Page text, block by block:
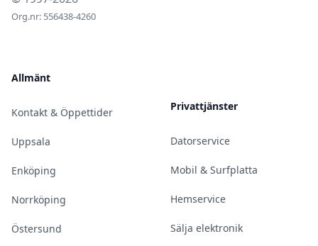
Org.nr: 556438-4260
Allmänt
Kontakt & Öppettider
Uppsala
Enköping
Norrköping
Östersund
Privattjänster
Datorservice
Mobil & Surfplatta
Hemservice
Sälja elektronik